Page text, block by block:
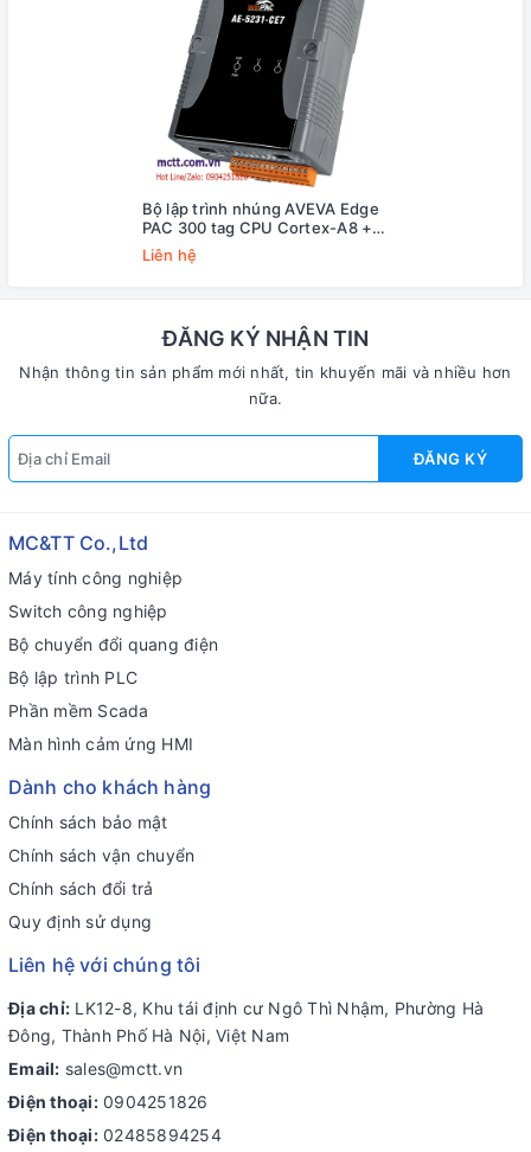
Bộ lập trình nhúng AVEVA Edge
PAC 300 tag CPU Cortex-A8 +
WinCE 7.0 ICP DAS AE-5231-
CE7 CR
Liên hệ
ĐĂNG KÝ NHẬN TIN
Nhận thông tin sản phẩm mới nhất, tin khuyến mãi và nhiều hơn
nữa.
ĐĂNG KÝ
MC&TT Co.,Ltd
Máy tính công nghiệp
Switch công nghiệp
Bộ chuyển đổi quang điện
Bộ lập trình PLC
Phần mềm Scada
Màn hình cảm ứng HMI
Dành cho khách hàng
Chính sách bảo mật
Chính sách vận chuyển
Chính sách đổi trả
Quy định sử dụng
Liên hệ với chúng tôi
Địa chỉ: LK12-8, Khu tái định cư Ngô Thì Nhậm, Phường Hà
Đông, Thành Phố Hà Nội, Việt Nam
Email: sales@mctt.vn
Điện thoại: 0904251826
Điện thoại: 02485894254